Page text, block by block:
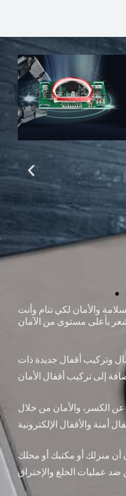
والأمان لكي تنام وأنت
بأعلى مستوى من الآمان
وتركيب أقفال جديدة ذات
الكسر، والأمان من خلال
أن منزلك أو مكتبك أو محلك